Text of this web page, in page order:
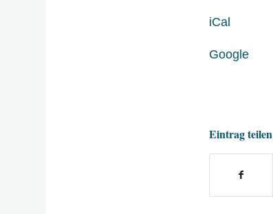
iCal
Google
Eintrag teilen